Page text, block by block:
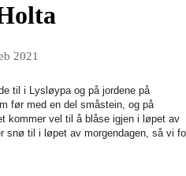
2021
til i Lysløypa og på jordene på
før med en del småstein, og på
kommer vel til å blåse igjen i løpet av
snø til i løpet av morgendagen, så vi